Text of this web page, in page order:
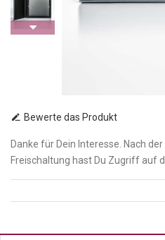
Bewerte das Produkt
Danke für Dein Interesse. Nach
Freischaltung hast Du Zugriff auf